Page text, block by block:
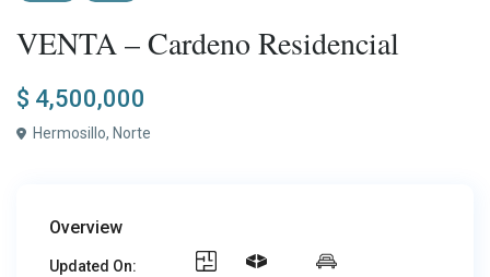
VENTA – Cardeno Residencial
$ 4,500,000
Hermosillo, Norte
Overview
Updated On: